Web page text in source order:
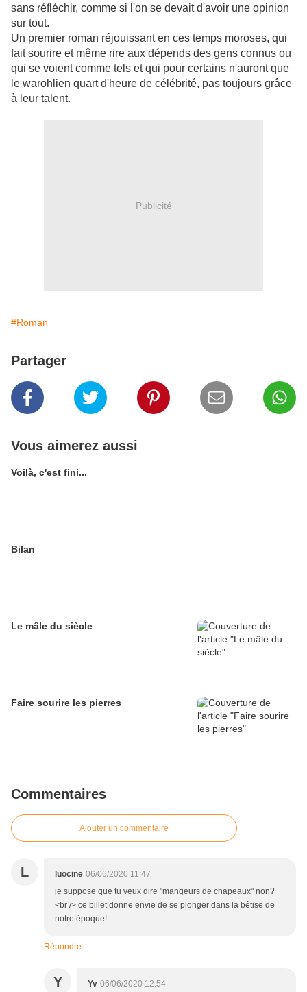
sans réfléchir, comme si l'on se devait d'avoir une opinion
sur tout.
Un premier roman réjouissant en ces temps moroses, qui
fait sourire et même rire aux dépends des gens connus ou
qui se voient comme tels et qui pour certains n'auront que
le warohlien quart d'heure de célébrité, pas toujours grâce
à leur talent.
Publicité
#Roman
Partager
Vous aimerez aussi
Voilà, c'est fini...
Bilan
Le mâle du siècle
Faire sourire les pierres
Commentaires
Ajouter un commentaire
L luocine 06/06/2020 11:47
je suppose que tu veux dire "mangeurs de chapeaux" non?
<br /> ce billet donne envie de se plonger dans la bêtise de
notre époque!
Répondre
Y Yv 06/06/2020 12:54